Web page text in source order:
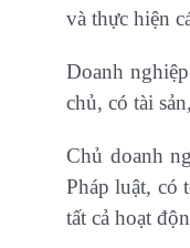
và thực hiện
Doanh
chủ, có tài
Chủ doanh
Pháp luật, có
tất cả hoạt